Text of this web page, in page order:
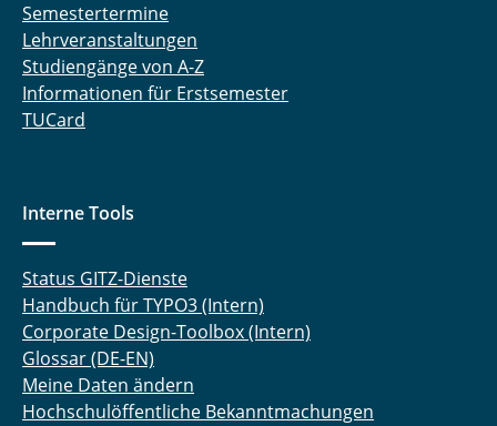
Semestertermine
Lehrveranstaltungen
Studiengänge von A-Z
Informationen für Erstsemester
TUCard
Interne Tools
Status GITZ-Dienste
Handbuch für TYPO3 (Intern)
Corporate Design-Toolbox (Intern)
Glossar (DE-EN)
Meine Daten ändern
Hochschulöffentliche Bekanntmachungen